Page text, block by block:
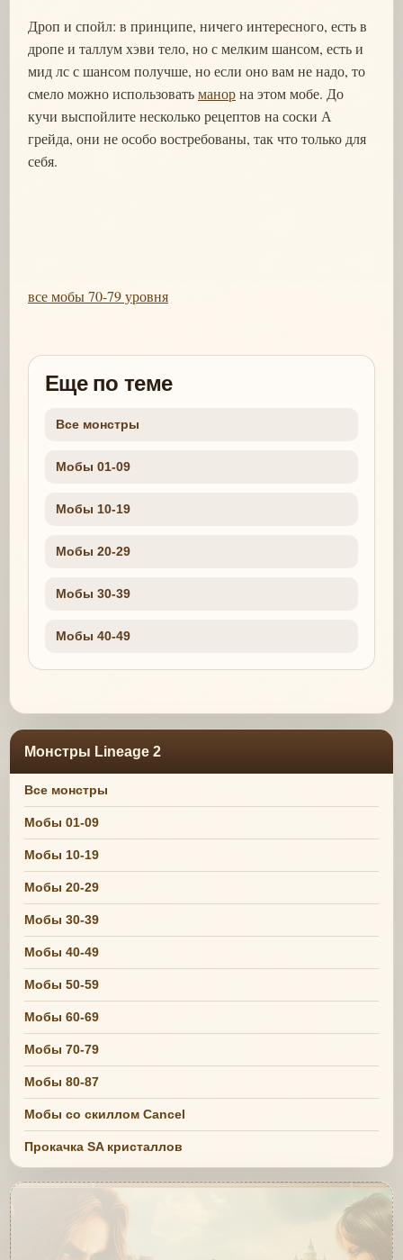
Дроп и спойл: в принципе, ничего интересного, есть в
дропе и таллум хэви тело, но с мелким шансом, есть и
мид лс с шансом получше, но если оно вам не надо, то
смело можно использоватьманорна этом мобе. До
кучи выспойлите несколько рецептов на соски А
грейда, они не особо востребованы, так что только для
себя.
все мобы 70-79 уровня
Еще по теме
Все монстры
Мобы 01-09
Мобы 10-19
Мобы 20-29
Мобы 30-39
Мобы 40-49
Монстры Lineage 2
Все монстры
Мобы 01-09
Мобы 10-19
Мобы 20-29
Мобы 30-39
Мобы 40-49
Мобы 50-59
Мобы 60-69
Мобы 70-79
Мобы 80-87
Мобы со скиллом Cancel
Прокачка SA кристаллов